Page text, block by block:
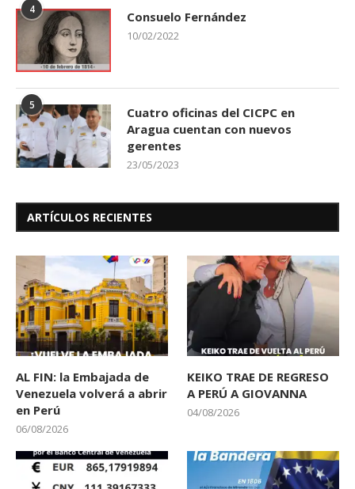
4 Consuelo Fernández
10/02/2022
5
Cuatro oficinas del CICPC en
Aragua cuentan con nuevos
gerentes
23/05/2023
ARTÍCULOS RECIENTES
AL FIN: la Embajada de
Venezuela volverá a abrir
en Perú
06/08/2026
KEIKO TRAE DE REGRESO
A PERÚ A GIOVANNA
04/08/2026